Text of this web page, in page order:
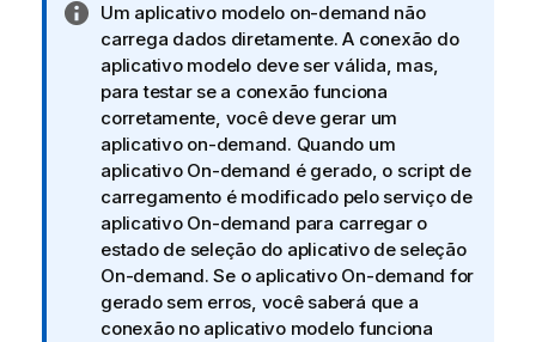
N
o
t
a
i
n
f
o
r
m
a
t
i
Um aplicativo modelo on-demand não
carrega dados diretamente. A conexão do
aplicativo modelo deve ser válida, mas,
para testar se a conexão funciona
corretamente, você deve gerar um
aplicativo on-demand. Quando um
aplicativo On-demand é gerado, o script de
carregamento é modificado pelo serviço de
aplicativo On-demand para carregar o
estado de seleção do aplicativo de seleção
On-demand. Se o aplicativo On-demand for
gerado sem erros, você saberá que a
conexão no aplicativo modelo funciona